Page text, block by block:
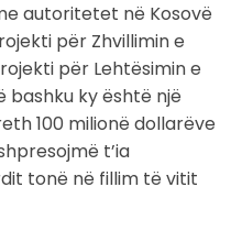
autoritetet në Kosovë
për Zhvillimin e
për Lehtësimin e
bashku ky është një
100 milionë dollarëve
t’ia
tonë në fillim të vitit